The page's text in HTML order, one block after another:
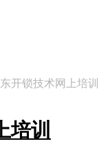
开锁技术网上培训
培训